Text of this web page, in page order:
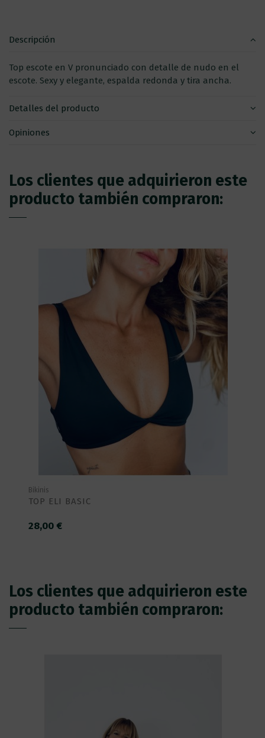
Descripción
Top escote en V pronunciado con detalle de nudo en el
escote. Sexy y elegante, espalda redonda y tira ancha.
Detalles del producto
Opiniones
Los clientes que adquirieron este
producto también compraron:
Bikinis
TOP ELI BASIC
28,00 €
Los clientes que adquirieron este
producto también compraron: